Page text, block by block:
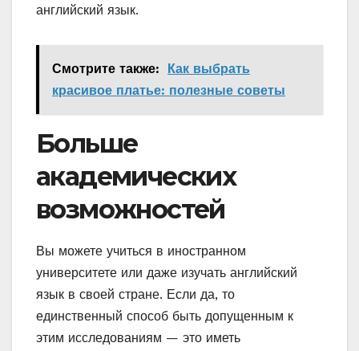
английский язык.
Смотрите также:
Как выбрать
красивое платье: полезные советы
Больше
академических
возможностей
Вы можете учиться в иностранном
университете или даже изучать английский
язык в своей стране. Если да, то
единственный способ быть допущенным к
этим исследованиям — это иметь